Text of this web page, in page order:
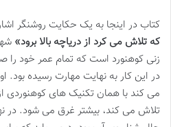
کتاب در اینجا به یک حکایت روشنگر
که تلاش می کرد از دریاچه بالا برود»
زنی کوهنورد است که تمام عمر خود را
در این کار به نهایت مهارت رسیده بود.
می کند با همان تکنیک های کوهنوردی
تلاش می کند، بیشتر غرق می شود. در